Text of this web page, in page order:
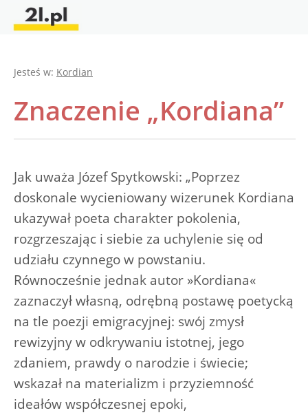
Jesteś w: Kordian
Znaczenie „Kordiana”
Jak uważa Józef Spytkowski: „Poprzez
doskonale wycieniowany wizerunek Kordiana
ukazywał poeta charakter pokolenia,
rozgrzeszając i siebie za uchylenie się od
udziału czynnego w powstaniu.
Równocześnie jednak autor »Kordiana«
zaznaczył własną, odrębną postawę poetycką
na tle poezji emigracyjnej: swój zmysł
rewizyjny w odkrywaniu istotnej, jego
zdaniem, prawdy o narodzie i świecie;
wskazał na materializm i przyziemność
ideałów współczesnej epoki,